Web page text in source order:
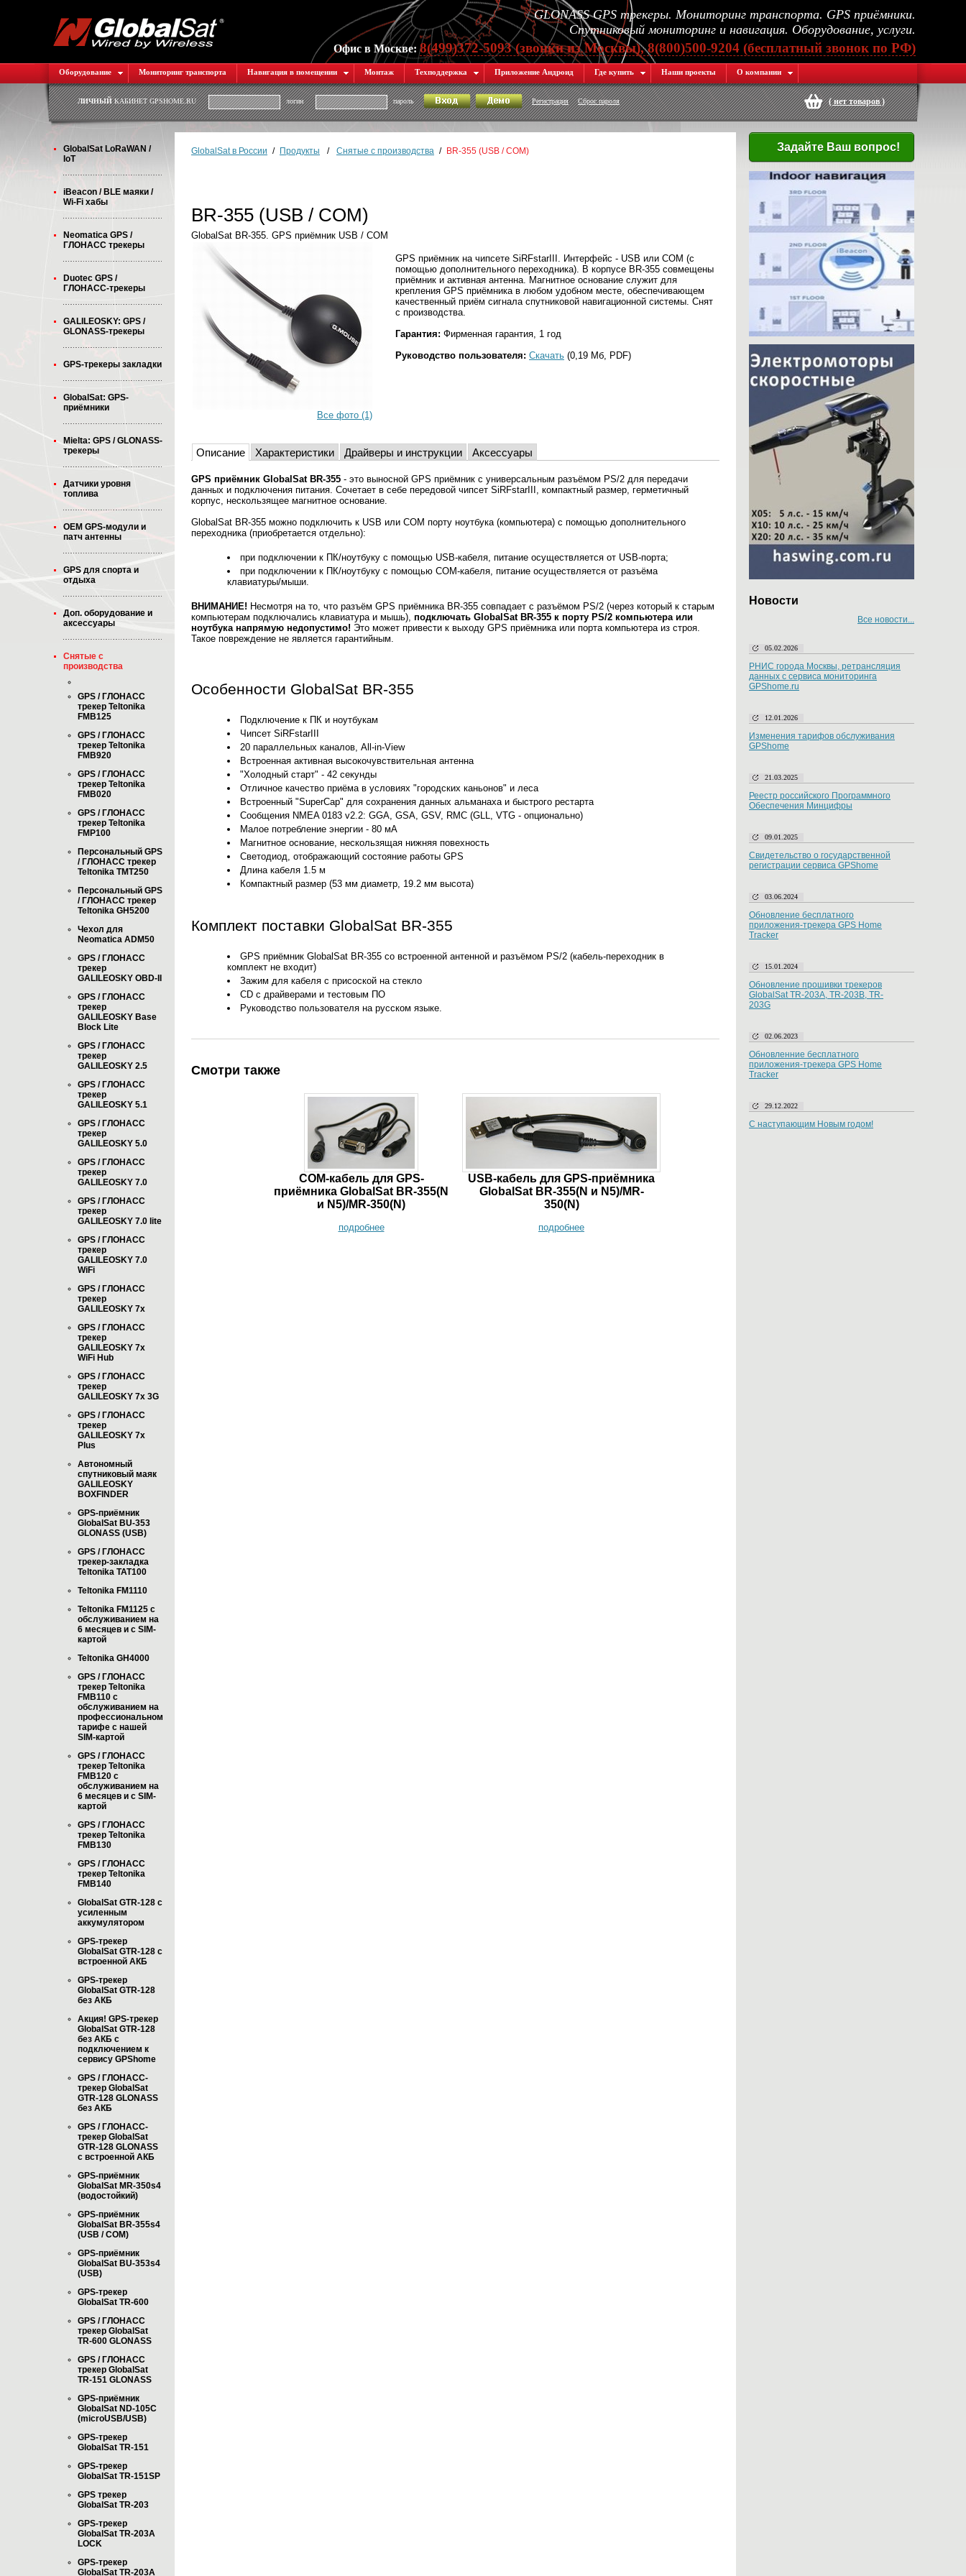
GLONASS GPS трекеры. Мониторинг транспорта. GPS приёмники.
Спутниковый мониторинг и навигация. Оборудование, услуги.
Офис в Москве:8(499)372-5093 (звонки из Москвы), 8(800)500-9204 (бесплатный звонок по РФ)
Оборудование Мониторинг транспорта Навигация в помещении Монтаж Техподдержка Приложение Андроид Где купить Наши проекты О компании
ЛИЧНЫЙКАБИНЕТ GPSHOME.RU логин пароль Регистрация Сброс пароля (нет товаров)
GlobalSat LoRaWAN /
IoT
iBeacon / BLE маяки /
Wi-Fi хабы
Neomatica GPS /
ГЛОНАСС трекеры
Duotec GPS /
ГЛОНАСС-трекеры
GALILEOSKY: GPS /
GLONASS-трекеры
GPS-трекеры закладки
GlobalSat: GPS-
приёмники
Mielta: GPS / GLONASS-
трекеры
Датчики уровня
топлива
OEM GPS-модули и
патч антенны
GPS для спорта и
отдыха
Доп. оборудование и
аксессуары
Снятые с
производства
GPS / ГЛОНАСС
трекер Teltonika
FMB125
GPS / ГЛОНАСС
трекер Teltonika
FMB920
GPS / ГЛОНАСС
трекер Teltonika
FMB020
GPS / ГЛОНАСС
трекер Teltonika
FMP100
Персональный GPS
/ ГЛОНАСС трекер
Teltonika TMT250
Персональный GPS
/ ГЛОНАСС трекер
Teltonika GH5200
Чехол для
Neomatica ADM50
GPS / ГЛОНАСС
трекер
GALILEOSKY OBD-II
GPS / ГЛОНАСС
трекер
GALILEOSKY Base
Block Lite
GPS / ГЛОНАСС
трекер
GALILEOSKY 2.5
GPS / ГЛОНАСС
трекер
GALILEOSKY 5.1
GPS / ГЛОНАСС
трекер
GALILEOSKY 5.0
GPS / ГЛОНАСС
трекер
GALILEOSKY 7.0
GPS / ГЛОНАСС
трекер
GALILEOSKY 7.0 lite
GPS / ГЛОНАСС
трекер
GALILEOSKY 7.0
WiFi
GPS / ГЛОНАСС
трекер
GALILEOSKY 7x
GPS / ГЛОНАСС
трекер
GALILEOSKY 7x
WiFi Hub
GPS / ГЛОНАСС
трекер
GALILEOSKY 7x 3G
GPS / ГЛОНАСС
трекер
GALILEOSKY 7x
Plus
Автономный
спутниковый маяк
GALILEOSKY
BOXFINDER
GPS-приёмник
GlobalSat BU-353
GLONASS (USB)
GPS / ГЛОНАСС
трекер-закладка
Teltonika TAT100
Teltonika FM1110
Teltonika FM1125 с
обслуживанием на
6 месяцев и с SIM-
картой
Teltonika GH4000
GPS / ГЛОНАСС
трекер Teltonika
FMB110 с
обслуживанием на
профессиональном
тарифе с нашей
SIM-картой
GPS / ГЛОНАСС
трекер Teltonika
FMB120 с
обслуживанием на
6 месяцев и с SIM-
картой
GPS / ГЛОНАСС
трекер Teltonika
FMB130
GPS / ГЛОНАСС
трекер Teltonika
FMB140
GlobalSat GTR-128 с
усиленным
аккумулятором
GPS-трекер
GlobalSat GTR-128 с
встроенной АКБ
GPS-трекер
GlobalSat GTR-128
без АКБ
Акция! GPS-трекер
GlobalSat GTR-128
без АКБ с
подключением к
сервису GPShome
GPS / ГЛОНАСС-
трекер GlobalSat
GTR-128 GLONASS
без АКБ
GPS / ГЛОНАСС-
трекер GlobalSat
GTR-128 GLONASS
с встроенной АКБ
GPS-приёмник
GlobalSat MR-350s4
(водостойкий)
GPS-приёмник
GlobalSat BR-355s4
(USB / COM)
GPS-приёмник
GlobalSat BU-353s4
(USB)
GPS-трекер
GlobalSat TR-600
GPS / ГЛОНАСС
трекер GlobalSat
TR-600 GLONASS
GPS / ГЛОНАСС
трекер GlobalSat
TR-151 GLONASS
GPS-приёмник
GlobalSat ND-105C
(microUSB/USB)
GPS-трекер
GlobalSat TR-151
GPS-трекер
GlobalSat TR-151SP
GPS трекер
GlobalSat TR-203
GPS-трекер
GlobalSat TR-203А
LOCK
GPS-трекер
GlobalSat TR-203А
GlobalSat в России / Продукты / Снятые с производства / BR-355 (USB / COM)
BR-355 (USB / COM)
GlobalSat BR-355. GPS приёмник USB / COM
Все фото (1)
GPS приёмник на чипсете SiRFstarIII. Интерфейс - USB или COM (с
помощью дополнительного переходника). В корпусе BR-355 совмещены
приёмник и активная антенна. Магнитное основание служит для
крепления GPS приёмника в любом удобном месте, обеспечивающем
качественный приём сигнала спутниковой навигационной системы. Снят
с производства.
Гарантия: Фирменная гарантия, 1 год
Руководство пользователя: Скачать (0,19 Мб, PDF)
Описание Характеристики Драйверы и инструкции Аксессуары
GPS приёмник GlobalSat BR-355 - это выносной GPS приёмник с универсальным разъёмом PS/2 для передачи
данных и подключения питания. Сочетает в себе передовой чипсет SiRFstarIII, компактный размер, герметичный
корпус, нескользящее магнитное основание.
GlobalSat BR-355 можно подключить к USB или COM порту ноутбука (компьютера) с помощью дополнительного
переходника (приобретается отдельно):
при подключении к ПК/ноутбуку с помощью USB-кабеля, питание осуществляется от USB-порта;
при подключении к ПК/ноутбуку с помощью COM-кабеля, питание осуществляется от разъёма
клавиатуры/мыши.
ВНИМАНИЕ! Несмотря на то, что разъём GPS приёмника BR-355 совпадает с разъёмом PS/2 (через который к старым
компьютерам подключались клавиатура и мышь), подключать GlobalSat BR-355 к порту PS/2 компьютера или
ноутбука напрямую недопустимо! Это может привести к выходу GPS приёмника или порта компьютера из строя.
Такое повреждение не является гарантийным.
Особенности GlobalSat BR-355
Подключение к ПК и ноутбукам
Чипсет SiRFstarIII
20 параллельных каналов, All-in-View
Встроенная активная высокочувствительная антенна
"Холодный старт" - 42 секунды
Отличное качество приёма в условиях "городских каньонов" и леса
Встроенный "SuperCap" для сохранения данных альманаха и быстрого рестарта
Сообщения NMEA 0183 v2.2: GGA, GSA, GSV, RMC (GLL, VTG - опционально)
Малое потребление энергии - 80 мА
Магнитное основание, нескользящая нижняя повехность
Светодиод, отображающий состояние работы GPS
Длина кабеля 1.5 м
Компактный размер (53 мм диаметр, 19.2 мм высота)
Комплект поставки GlobalSat BR-355
GPS приёмник GlobalSat BR-355 со встроенной антенной и разъёмом PS/2 (кабель-переходник в
комплект не входит)
Зажим для кабеля с присоской на стекло
CD с драйверами и тестовым ПО
Руководство пользователя на русском языке.
Смотри также
COM-кабель для GPS-
приёмника GlobalSat BR-355(N
и N5)/MR-350(N)
подробнее
USB-кабель для GPS-приёмника
GlobalSat BR-355(N и N5)/MR-
350(N)
подробнее
Задайте Ваш вопрос!
Новости
Все новости...
05.02.2026
РНИС города Москвы, ретрансляция
данных с сервиса мониторинга
GPShome.ru
12.01.2026
Изменения тарифов обслуживания
GPShome
21.03.2025
Реестр российского Программного
Обеспечения Минцифры
09.01.2025
Свидетельство о государственной
регистрации сервиса GPShome
03.06.2024
Обновление бесплатного
приложения-трекера GPS Home
Tracker
15.01.2024
Обновление прошивки трекеров
GlobalSat TR-203A, TR-203B, TR-
203G
02.06.2023
Обновленние бесплатного
приложения-трекера GPS Home
Tracker
29.12.2022
С наступающим Новым годом!